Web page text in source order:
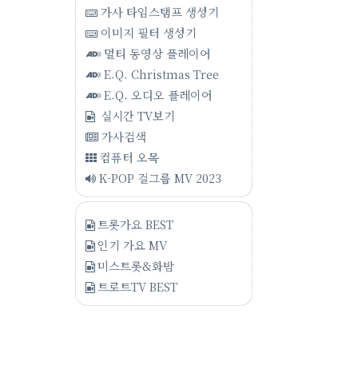
가사 타임스탬프 생성기
이미지 필터 생성기
멀티 동영상 플레이어
E.Q. Christmas Tree
E.Q. 오디오 플레이어
실시간 TV보기
가사검색
컴퓨터 오목
K-POP 걸그룹 MV 2023
트롯가요 BEST
인기 가요 MV
미스트롯&화밤
트로트TV BEST